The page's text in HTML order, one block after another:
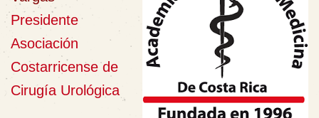
Presidente
Asociación
Costarricense de
Cirugía Urológica